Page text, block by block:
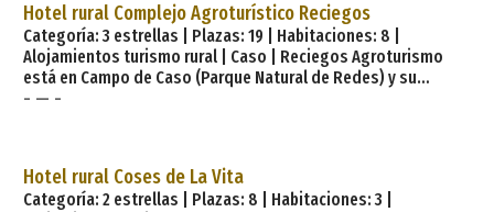
cocina— con chimenea, un hermoso salón con piano,
Hotel rural Complejo Agroturístico Reciegos
Categoría: 3 estrellas | Plazas: 19 | Habitaciones: 8 |
Alojamientos turismo rural | Caso | Reciegos Agroturismo
está en Campo de Caso (Parque Natural de Redes) y su
actividad gira en torno a la producción, comercialización y
la quesería, una agrotienda y un establo con vacas casinas.
Reciegos es el nombre
- — -
Hotel rural Coses de La Vita
Categoría: 2 estrellas | Plazas: 8 | Habitaciones: 3 |